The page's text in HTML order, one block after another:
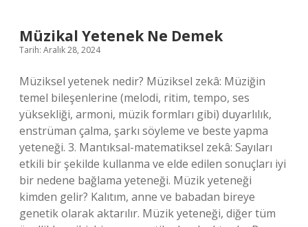
Müzikal Yetenek Ne Demek
Tarih: Aralık 28, 2024
Müziksel yetenek nedir? Müziksel zekâ: Müziğin
temel bileşenlerine (melodi, ritim, tempo, ses
yüksekliği, armoni, müzik formları gibi) duyarlılık,
enstrüman çalma, şarkı söyleme ve beste yapma
yeteneği. 3. Mantıksal-matematiksel zekâ: Sayıları
etkili bir şekilde kullanma ve elde edilen sonuçları iyi
bir nedene bağlama yeteneği. Müzik yeteneği
kimden gelir? Kalıtım, anne ve babadan bireye
genetik olarak aktarılır. Müzik yeteneği, diğer tüm